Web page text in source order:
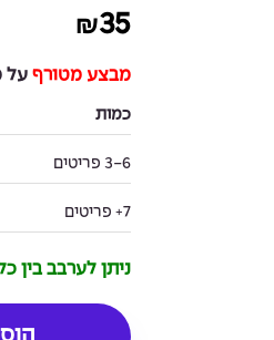
₪35
מבצע מטורף על
כמות
3-6 פריטים
7+ פריטים
ניתן לערבב בין